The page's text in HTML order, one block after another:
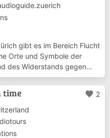
gibt es im Bereich Flucht
Orte und Symbole der
des Widerstands gegen
Bündnis
Instagram:
hat einigen dieser Orte einen
und vertont. Im...
time favorite 2